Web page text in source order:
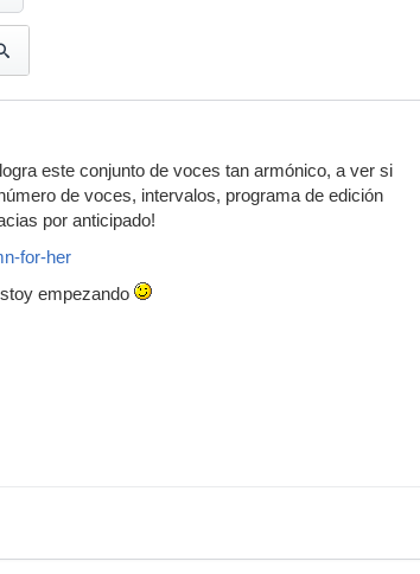
este conjunto de voces tan armónico, a ver si
de voces, intervalos, programa de edición
por anticipado!
for-her
empezando